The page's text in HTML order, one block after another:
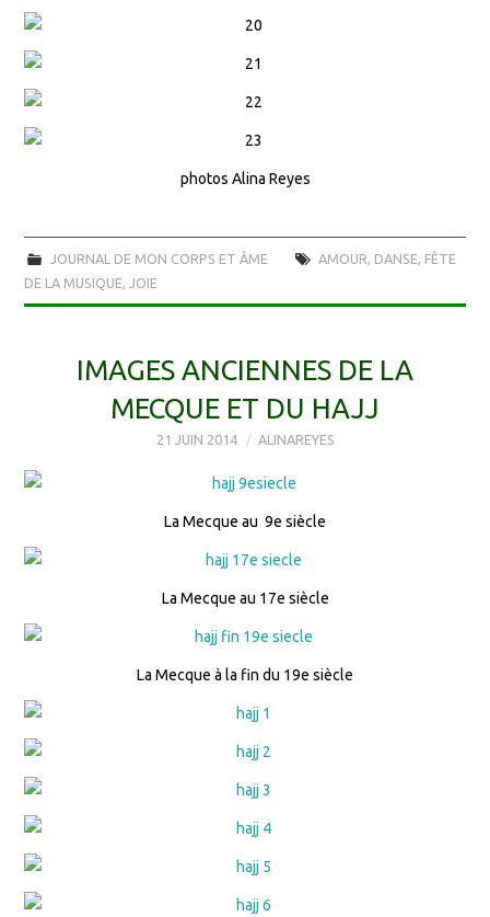
photos Alina Reyes
JOURNAL DE MON CORPS ET ÂME AMOUR DANSE FÊTE
DE LA MUSIQUE
JOIE
IMAGES ANCIENNES DE LA
MECQUE ET DU HAJJ
21 JUIN 2014 ALINAREYES
La Mecque au 9e siècle
La Mecque au 17e siècle
La Mecque à la fin du 19e siècle